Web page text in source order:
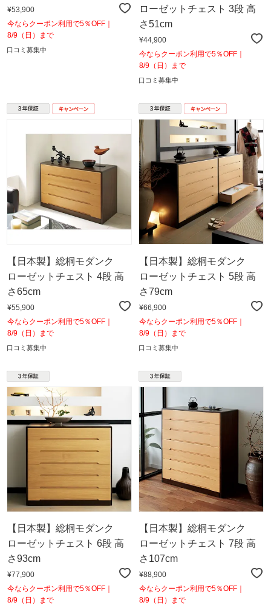
¥53,900
今ならクーポン利用で5％OFF｜
8/9（日）まで
口コミ募集中
ローゼットチェスト 3段 高
さ51cm
¥44,900
今ならクーポン利用で5％OFF｜
8/9（日）まで
口コミ募集中
【日本製】総桐モダンク
ローゼットチェスト 4段 高
さ65cm
¥55,900
今ならクーポン利用で5％OFF｜
8/9（日）まで
口コミ募集中
【日本製】総桐モダンク
ローゼットチェスト 5段 高
さ79cm
¥66,900
今ならクーポン利用で5％OFF｜
8/9（日）まで
口コミ募集中
【日本製】総桐モダンク
ローゼットチェスト 6段 高
さ93cm
¥77,900
今ならクーポン利用で5％OFF｜
8/9（日）まで
【日本製】総桐モダンク
ローゼットチェスト 7段 高
さ107cm
¥88,900
今ならクーポン利用で5％OFF｜
8/9（日）まで